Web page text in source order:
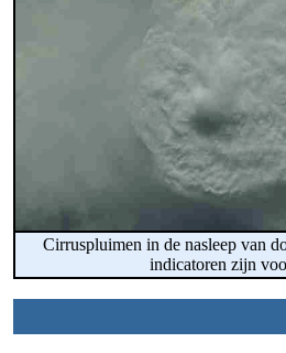
Cirruspluimen in de nasleep van
indicatoren zijn